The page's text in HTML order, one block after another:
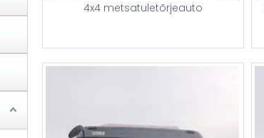
4x4 metsatuletõrjeauto